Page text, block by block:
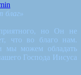
благ»
но Он не
что во благо нам.
мы можем обладать
Господа Иисуса